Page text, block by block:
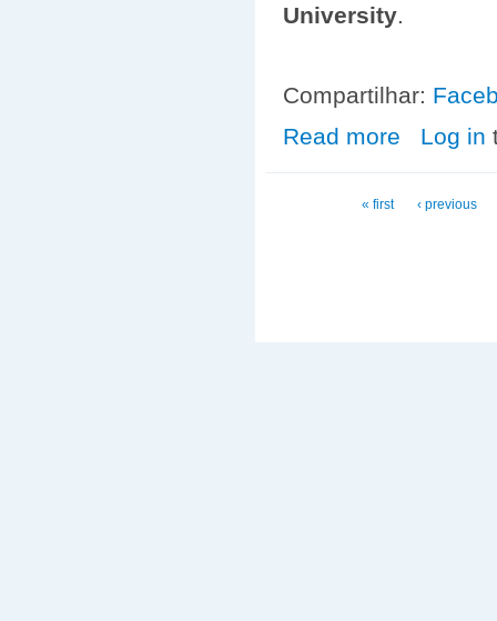
University.
Compartilhar:
Read more about Evento:
Log in
« first ‹ previous